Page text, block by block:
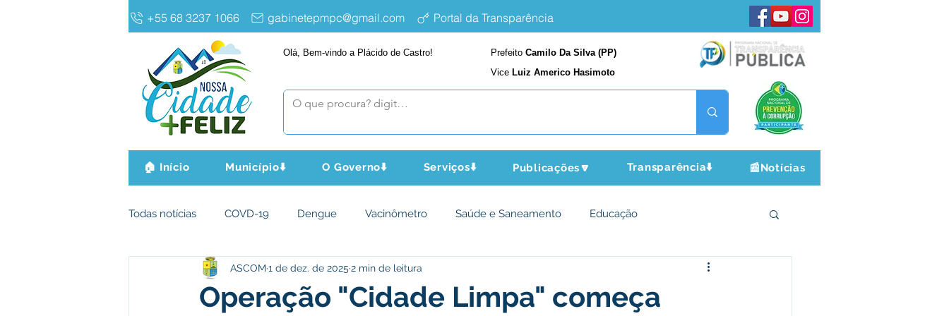
+55 68 3237 1066 gabinetepmpc@gmail.com Portal da Transparência
Olá, Bem-vindo a Plácido de Castro! Prefeito Camilo Da Silva (PP)
Vice Luiz Americo Hasimoto
🏠 Início Município⬇️ O Governo⬇️ Serviços⬇️ Publicações🔽 Transparência⬇️ 📰Notícias
Todas notícias COVD-19 Dengue Vacinômetro Saúde e Saneamento Educação
Infraestrutura e Obras Agricultura e Meio Ambiente
Operação "Cidade Limpa" começa
ASCOM 1 de dez. de 2025 2 min de leitura